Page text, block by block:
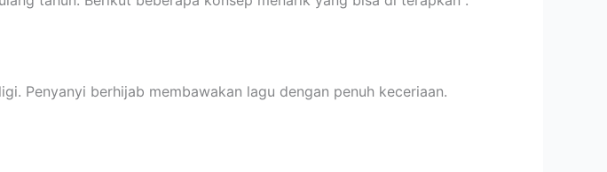
Penyanyi berhijab membawakan lagu dengan penuh keceriaan.